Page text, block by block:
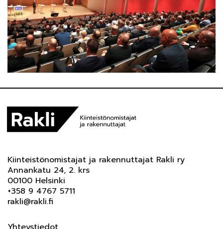
Kiinteistönomistajat ja rakennuttajat Rakli ry
Annankatu 24, 2. krs
00100 Helsinki
+358 9 4767 5711
rakli@rakli.fi